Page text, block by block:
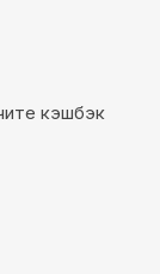
кэшбэк